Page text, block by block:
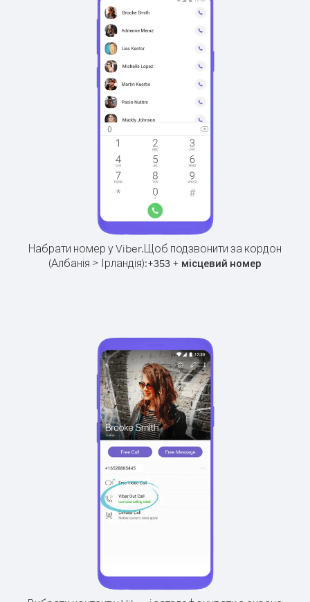
Набрати номер у Viber.Щоб подзвонити за кордон
(Албанія > Ірландія):+353 + місцевий номер